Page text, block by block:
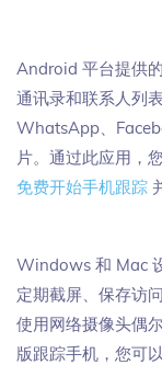
Android 平台提供
通讯录和联系人列
WhatsApp、
片。通过此应用，
免费开始手机跟踪
Windows 和 Mac
定期截屏、保存访
使用网络摄像头偶
版跟踪手机，您可